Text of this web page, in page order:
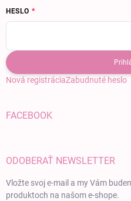
HESLO
Nová registráciaZabudnuté heslo
FACEBOOK
ODOBERAŤ NEWSLETTER
Vložte svoj e-mail a my Vám
produktoch na našom e-shope.